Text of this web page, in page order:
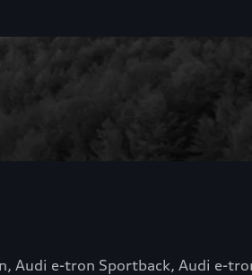
Audi e-tron Sportback, Audi e-